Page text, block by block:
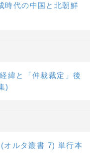
代の中国と北朝鮮
緯と「仲裁裁定」後
)
オルタ叢書 7) 単行本